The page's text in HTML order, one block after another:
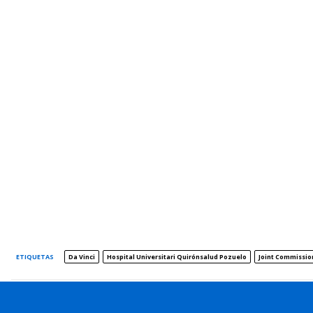
ETIQUETAS Da Vinci Hospital Universitari Quirónsalud Pozuelo Joint